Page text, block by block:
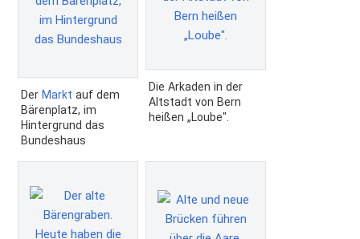
Der Markt auf dem
Bärenplatz, im
Hintergrund das
Bundeshaus
Die Arkaden in der
Altstadt von Bern
heißen „Loube".